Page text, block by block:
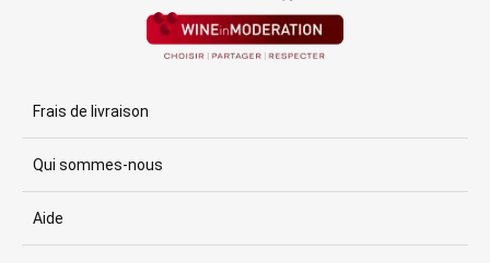
Frais de livraison
Qui sommes-nous
Aide